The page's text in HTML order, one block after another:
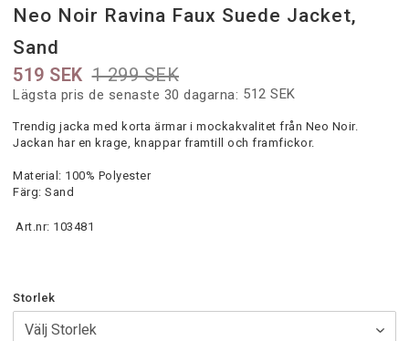
Neo Noir Ravina Faux Suede Jacket,
Sand
1 299 SEK
519 SEK
Lägsta pris de senaste 30 dagarna 512 SEK
Trendig jacka med korta ärmar i mockakvalitet från Neo Noir.
Jackan har en krage, knappar framtill och framfickor.
Material: 100% Polyester
Färg: Sand
Art.nr: 103481
Storlek